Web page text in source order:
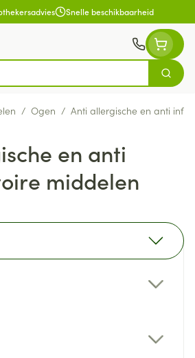
Snelle beschikbaarheid
Zoek
/ Ogen / Anti allergische en anti
en anti
middelen